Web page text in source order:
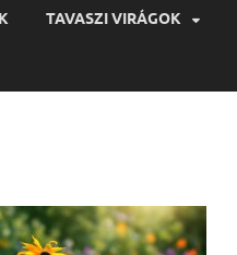
TAVASZI VIRÁGOK